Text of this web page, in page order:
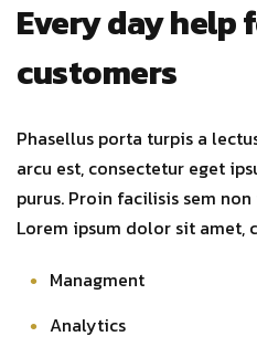
Every day help
customers
Phasellus porta turpis a
arcu est, consectetur eget
purus. Proin facilisis sem
Lorem ipsum dolor sit amet,
Managment
Analytics